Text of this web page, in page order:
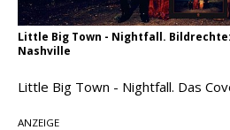
Little Big Town - Nightfall.
Nashville
Little Big Town - Nightfall. Das
ANZEIGE